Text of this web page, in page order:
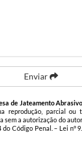
Enviar
de Jateamento
reprodução, parcial ou
sem a autorização do
Código Penal. – Lei n°